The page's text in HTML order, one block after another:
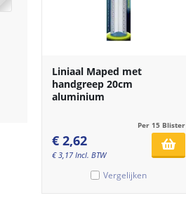
Liniaal Maped met
handgreep 20cm
aluminium
Per 15 Blister
€ 2,62
€3,17 Incl. BTW
Vergelijken